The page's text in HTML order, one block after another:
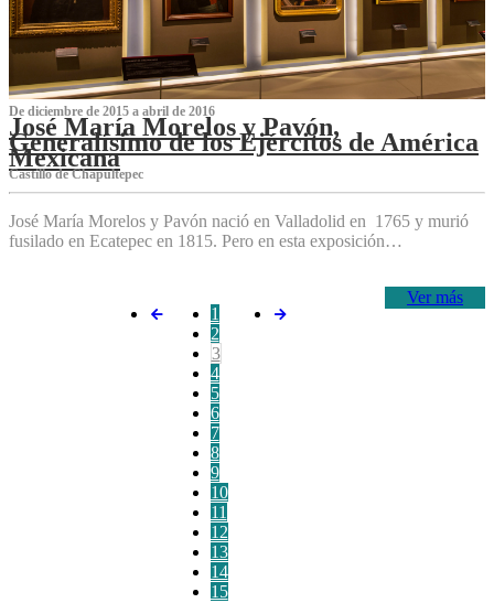
De diciembre de 2015 a abril de 2016
José María Morelos y Pavón,
Generalísimo de los Ejércitos de América
Mexicana
C‌astillo de Chapultepec
José María Morelos y Pavón nació en Valladolid en 1765 y murió
fusilado en Ecatepec en 1815. Pero en esta exposición…
Ver más
1
2
3
4
5
6
7
8
9
10
11
12
13
14
15